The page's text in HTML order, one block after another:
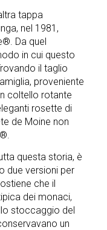
tappa
nel 1981,
Da quel
in cui questo
il taglio
proveniente
coltello rotante
rosette di
de Moine non
questa storia, è
due versioni per
che il
dei monaci,
stoccaggio del
un